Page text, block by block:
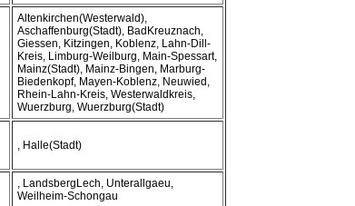
Altenkirchen(Westerwald),
Aschaffenburg(Stadt), BadKreuznach,
Giessen, Kitzingen, Koblenz, Lahn-Dill-
Kreis, Limburg-Weilburg, Main-Spessart,
Mainz(Stadt), Mainz-Bingen, Marburg-
Biedenkopf, Mayen-Koblenz, Neuwied,
Rhein-Lahn-Kreis, Westerwaldkreis,
Wuerzburg, Wuerzburg(Stadt)
, Halle(Stadt)
, LandsbergLech, Unterallgaeu,
Weilheim-Schongau